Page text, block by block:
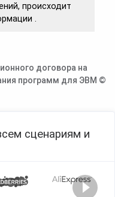
происходит
.
договора на
программ для ЭВМ ©
сценариям и